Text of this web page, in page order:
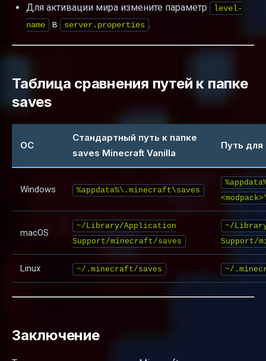
Для активации мира измените параметр
level-
name
в server.properties .
Таблица сравнения путей к папке
saves
ОС
Стандартный путь к папке
saves Minecraft Vanilla
Путь
Windows %appdata%\.minecraft\saves
macOS
~/Library/Application
Support/minecraft/saves
~/
Support/
Linux ~/.minecraft/saves ~/
Заключение